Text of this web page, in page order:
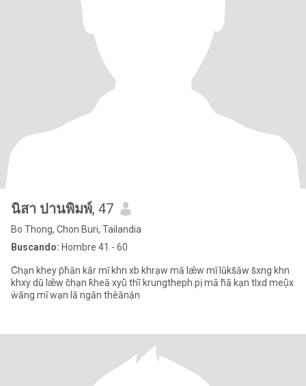
นิสา ปานพิมพ์, 47
Bo Thong, Chon Buri, Tailandia
Buscando: Hombre 41 - 60
C̄hạn khey p̄h̀ān kār mī khn xb khrạw mā læ̂w mī lūks̄āw s̄xng khn
khxy dū læ̂w c̄hạn k̄heā xyū̀ thī̀ krungtheph pị mā h̄ā kạn tlxd meụ̄̀x
ẁāng mī wạn lā ngān thèānận